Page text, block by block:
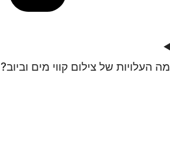
מה העלויות של צילום קווי מים וביוב?